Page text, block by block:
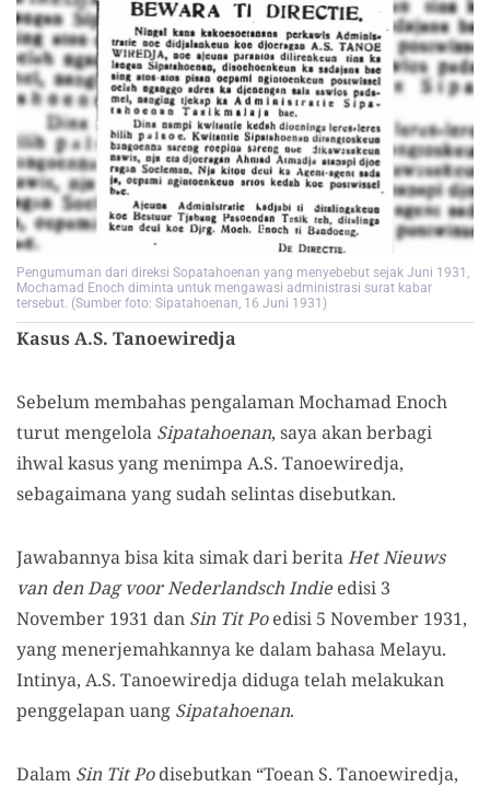
Pengumuman dari direksi Sopatahoenan yang menyebebut sejak Juni 1931,
Mochamad Enoch diminta untuk mengawasi administrasi surat kabar
tersebut. (Sumber foto: Sipatahoenan, 16 Juni 1931)
Kasus A.S. Tanoewiredja
Sebelum membahas pengalaman Mochamad Enoch
turut mengelola Sipatahoenan, saya akan berbagi
ihwal kasus yang menimpa A.S. Tanoewiredja,
sebagaimana yang sudah selintas disebutkan.
Jawabannya bisa kita simak dari beritaHet Nieuws
van den Dag voor Nederlandsch Indieedisi 3
November 1931 dan Sin Tit Poedisi 5 November 1931,
yang menerjemahkannya ke dalam bahasa Melayu.
Intinya, A.S. Tanoewiredja diduga telah melakukan
penggelapan uang Sipatahoenan.
Dalam Sin Tit Podisebutkan “Toean S. Tanoewiredja,